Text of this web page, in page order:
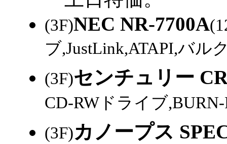
(3F)NEC NR-7700A
ブ,JustLink,ATAPI,バル
(3F)センチュリー
CD-RWドライブ
(3F)カノープス